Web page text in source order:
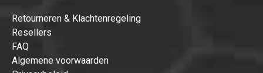
Retourneren & Klachtenregeling
Resellers
FAQ
Algemene voorwaarden